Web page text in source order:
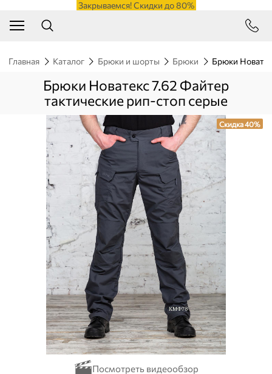
Закрываемся! Скидки до 80%
Главная Каталог Брюки и шорты Брюки Брюки
Брюки Новатекс 7.62 Файтер
тактические рип-стоп серые
Скидка 40%